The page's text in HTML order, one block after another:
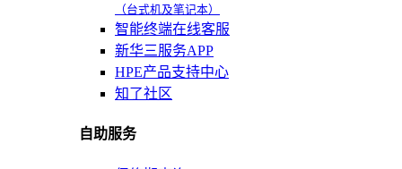
（台式机及笔记本）
智能终端在线客服
新华三服务APP
HPE产品支持中心
知了社区
自助服务